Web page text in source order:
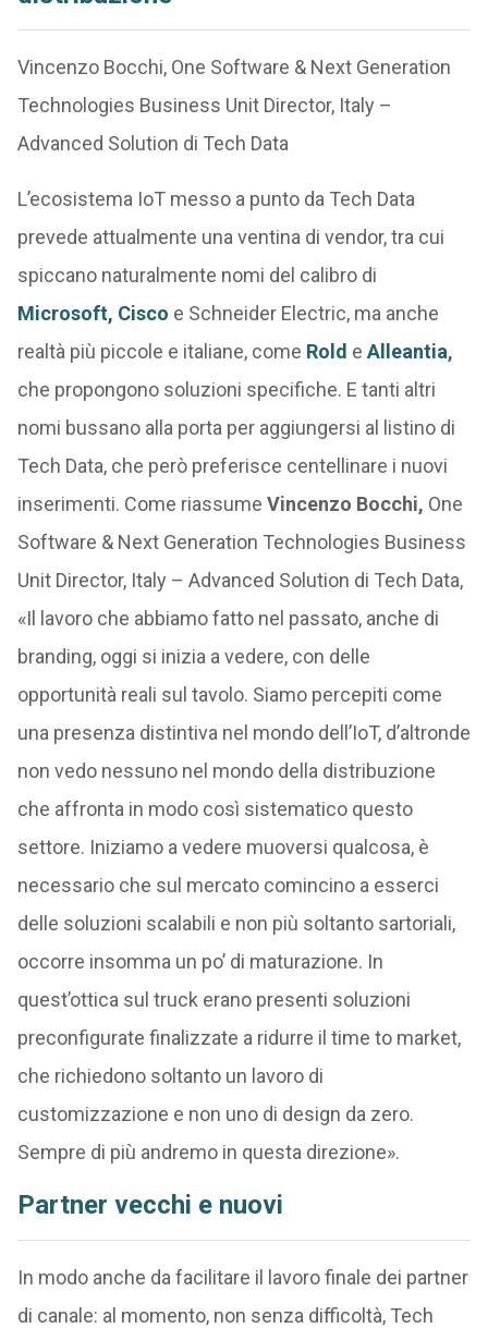
Vincenzo Bocchi, One Software & Next Generation
Technologies Business Unit Director, Italy –
Advanced Solution di Tech Data
L’ecosistema IoT messo a punto da Tech Data
prevede attualmente una ventina di vendor, tra cui
spiccano naturalmente nomi del calibro di
Microsoft, Cisco e Schneider Electric, ma anche
realtà più piccole e italiane, come Rold e Alleantia,
che propongono soluzioni specifiche. E tanti altri
nomi bussano alla porta per aggiungersi al listino di
Tech Data, che però preferisce centellinare i nuovi
inserimenti. Come riassume Vincenzo Bocchi, One
Software & Next Generation Technologies Business
Unit Director, Italy – Advanced Solution di Tech Data,
«Il lavoro che abbiamo fatto nel passato, anche di
branding, oggi si inizia a vedere, con delle
opportunità reali sul tavolo. Siamo percepiti come
una presenza distintiva nel mondo dell’IoT, d’altronde
non vedo nessuno nel mondo della distribuzione
che affronta in modo così sistematico questo
settore. Iniziamo a vedere muoversi qualcosa, è
necessario che sul mercato comincino a esserci
delle soluzioni scalabili e non più soltanto sartoriali,
occorre insomma un po’ di maturazione. In
quest’ottica sul truck erano presenti soluzioni
preconfigurate finalizzate a ridurre il time to market,
che richiedono soltanto un lavoro di
customizzazione e non uno di design da zero.
Sempre di più andremo in questa direzione».
Partner vecchi e nuovi
In modo anche da facilitare il lavoro finale dei partner
di canale: al momento, non senza difficoltà, Tech